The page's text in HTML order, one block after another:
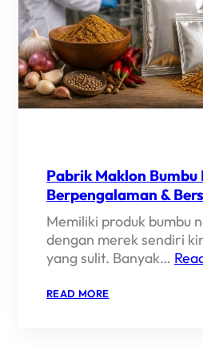
Pabrik Maklon Bumbu
Berpengalaman &
Memiliki produk bumbu
dengan merek sendiri
yang sulit. Banyak…
READ MORE: